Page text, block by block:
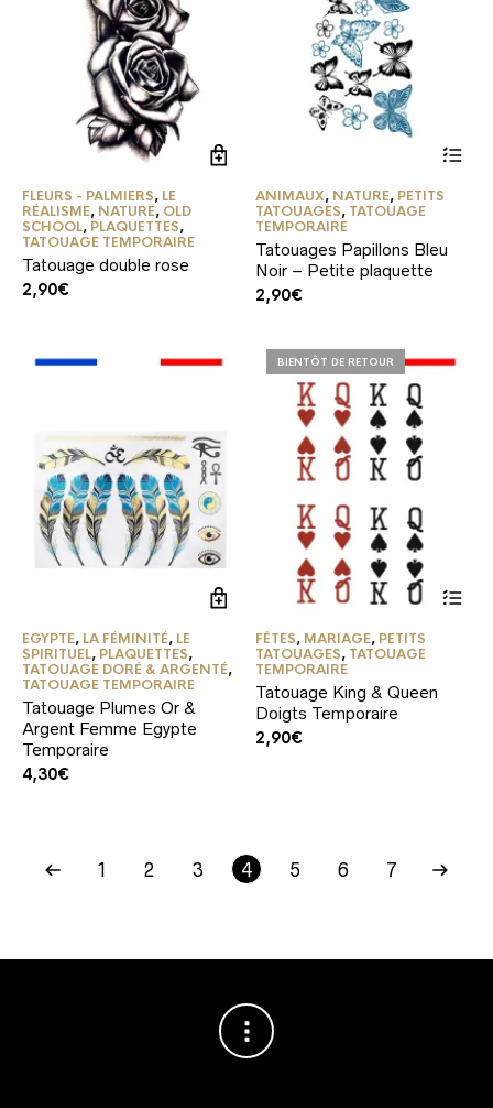
FLEURS - PALMIERS, LE
RÉALISME, NATURE, OLD
SCHOOL, PLAQUETTES,
TATOUAGE TEMPORAIRE
Tatouage double rose
2,90€
ANIMAUX, NATURE, PETITS
TATOUAGES, TATOUAGE
TEMPORAIRE
Tatouages Papillons Bleu
Noir – Petite plaquette
2,90€
EGYPTE, LA FÉMINITÉ, LE
SPIRITUEL, PLAQUETTES,
TATOUAGE DORÉ & ARGENTÉ,
TATOUAGE TEMPORAIRE
Tatouage Plumes Or &
Argent Femme Egypte
Temporaire
4,30€
BIENTÔT DE RETOUR
FÊTES, MARIAGE, PETITS
TATOUAGES, TATOUAGE
TEMPORAIRE
Tatouage King & Queen
Doigts Temporaire
2,90€
1 2 3 4 5 6 7